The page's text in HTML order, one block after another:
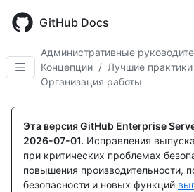
main
GitHub Docs
Административные
Концепции / Лучшие практики
Организация работы
Эта версия GitHub Enterprise
2026-07-01. Исправления
при критических проблемах
повышения производительности,
безопасности и новых функций